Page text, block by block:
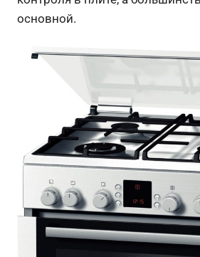
основной.